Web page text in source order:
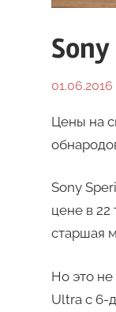
01.06.2016
Цены на
Sony
цене в 22
старшая
Но это не
Ultra с 6-